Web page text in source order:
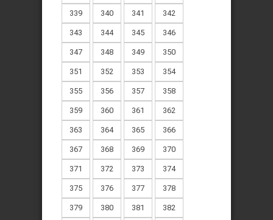
339 340 341 342
343 344 345 346
347 348 349 350
351 352 353 354
355 356 357 358
359 360 361 362
363 364 365 366
367 368 369 370
371 372 373 374
375 376 377 378
379 380 381 382